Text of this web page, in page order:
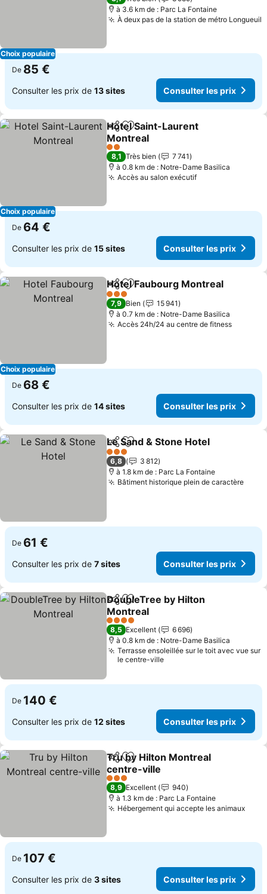
Choix populaire
à 3.6 km de : Parc La Fontaine
À deux pas de la station de métro Longueuil
De 85 €
Consulter les prix de 13 sites Consulter les prix
Choix populaire
PartagerAjouter à mes favoris
Hotel Saint-Laurent
Montreal
Consulter les prix
2 Étoiles
8,1 Très bien
7 741
à 0.8 km de : Notre-Dame Basilica
Accès au salon exécutifConsulter les
De 64 €
Consulter les prix de 15 sites Consulter les prix
Choix populaire
PartagerAjouter à mes favoris
Hotel Faubourg Montreal
3 Étoiles
7,9 Bien
15 941
à 0.7 km de : Notre-Dame Basilica
Accès 24h/24 au centre de fitness
De 68 €
Consulter les prix de 14 sites Consulter les prix
PartagerAjouter à mes favoris
Le Sand & Stone Hotel
3 Étoiles
6,8
3 812
à 1.8 km de : Parc La Fontaine
Bâtiment historique plein de caractère
De 61 €
Consulter les prix de 7 sites Consulter les prix
PartagerAjouter à mes favoris
DoubleTree by Hilton
Montreal
Consulter les prix
4 Étoiles
8,5 Excellent
6 696
à 0.8 km de : Notre-Dame Basilica
Terrasse ensoleillée sur le toit avec vue sur
le centre-ville
De 140 €
Consulter les prix de 12 sites Consulter les prix
PartagerAjouter à mes favoris
Tru by Hilton Montreal
centre-ville
Consulter les prix
3 Étoiles
8,9 Excellent
940
à 1.3 km de : Parc La Fontaine
Hébergement qui accepte les animaux
De 107 €
Consulter les prix de 3 sites Consulter les prix